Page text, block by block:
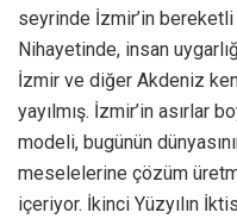
seyrinde İzmir’in
Nihayetinde, insan
İzmir ve diğer Akdeniz
yayılmış. İzmir’in asırlar
modeli, bugünün
meselelerine çözüm
içeriyor. İkinci Yüzyılın